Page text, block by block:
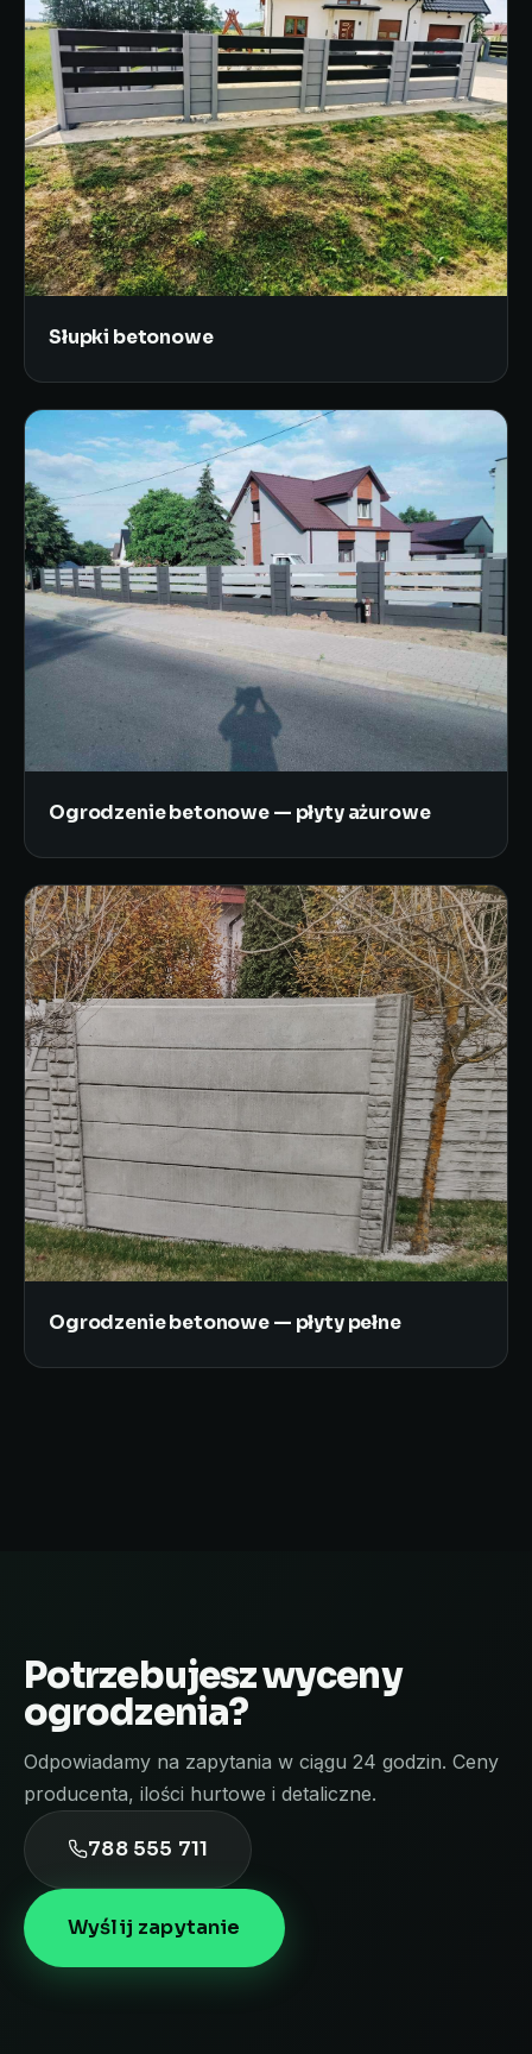
Słupki betonowe
Ogrodzenie betonowe — płyty ażurowe
Ogrodzenie betonowe — płyty pełne
Potrzebujesz wyceny
ogrodzenia?
Odpowiadamy na zapytania w ciągu 24 godzin. Ceny
producenta, ilości hurtowe i detaliczne.
788 555 711
Wyślij zapytanie